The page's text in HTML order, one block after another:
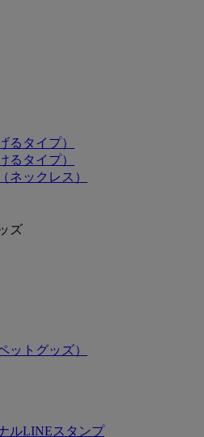
るタイプ）
るタイプ）
ネックレス）
ズ
ットグッズ）
ルLINEスタンプ